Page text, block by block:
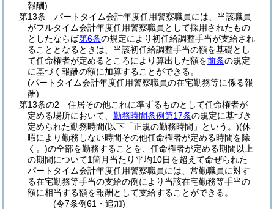
報酬)
第13条
パートタイム会計年度任用警察職員には、当該職員
がフルタイム会計年度任用警察職員として採用されたもの
としたならば第6条の規定により初任給調整手当が支給され
ることとなるときは、当該初任給調整手当の額を基礎とし
て任命権者が定めるところにより算出した額を前条の規定
に基づく報酬の額に加算することができる。
(パートタイム会計年度任用警察職員の在宅勤務等に係る報
酬)
第13条の2
住居その他これに準ずるものとして任命権者が
定める場所において、 勤務時間条例第17条の規定に基づき
定められた勤務時間(以下「正規の勤務時間」という。)(休
暇により勤務しない時間その他任命権者が定める時間を除
く。)の全部を勤務することを、任命権者が定める期間以上
の期間について1箇月当たり平均10日を超えて命ぜられた
パートタイム会計年度任用警察職員には、常勤職員に対す
る在宅勤務等手当の支給の例により当該在宅勤務等手当の
額に相当する額を報酬として支給することができる。
(令7条例61・追加)